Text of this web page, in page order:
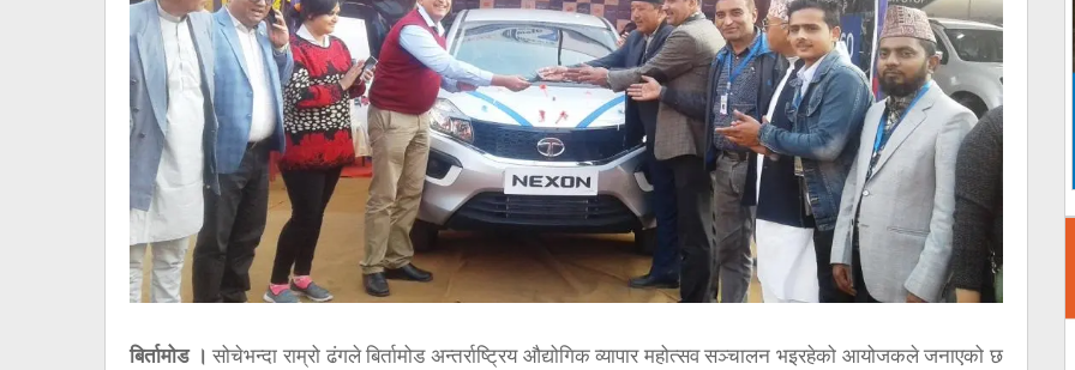
बिर्तामोड । सोचेभन्दा राम्रो ढंगले बिर्तामोड अन्तर्राष्ट्रिय औद्योगिक व्यापार महोत्सव सञ्चालन भइरहेको आयोजकले जनाएको छ